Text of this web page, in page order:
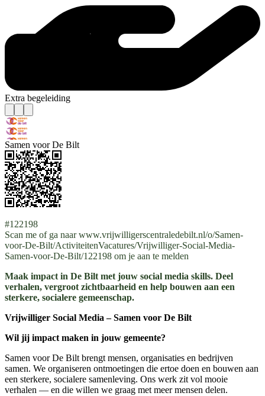
Extra begeleiding
Samen voor De Bilt
#122198
Scan me of ga naar www.vrijwilligerscentraledebilt.nl/o/Samen-
voor-De-Bilt/ActiviteitenVacatures/Vrijwilliger-Social-Media-
Samen-voor-De-Bilt/122198 om je aan te melden
Maak impact in De Bilt met jouw social media skills. Deel
verhalen, vergroot zichtbaarheid en help bouwen aan een
sterkere, socialere gemeenschap.
Vrijwilliger Social Media – Samen voor De Bilt
Wil jij impact maken in jouw gemeente?
Samen voor De Bilt brengt mensen, organisaties en bedrijven
samen. We organiseren ontmoetingen die ertoe doen en bouwen aan
een sterkere, socialere samenleving. Ons werk zit vol mooie
verhalen — en die willen we graag met meer mensen delen.